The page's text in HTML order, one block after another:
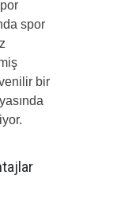
spor
bir